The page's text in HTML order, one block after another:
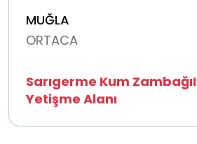
MUĞLA
ORTACA
Sarıgerme Kum ZambağıI
Yetişme Alanı